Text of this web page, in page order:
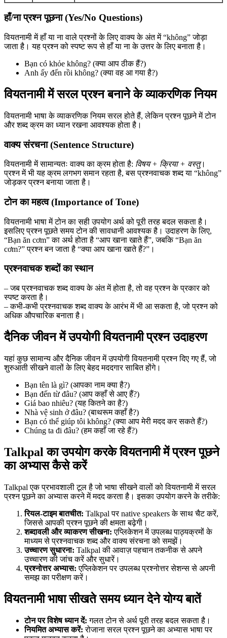
हाँ/ना प्रश्न पूछना (Yes/No Questions)
वियतनामी में हाँ या ना वाले प्रश्नों के लिए वाक्य के अंत में “không” जोड़ा
जाता है। यह प्रश्न को स्पष्ट रूप से हाँ या ना के उत्तर के लिए बनाता है।
Bạn có khỏe không? (क्या आप ठीक हैं?)
Anh ấy đến rồi không? (क्या वह आ गया है?)
वियतनामी में सरल प्रश्न बनाने के व्याकरणिक नियम
वियतनामी भाषा के व्याकरणिक नियम सरल होते हैं, लेकिन प्रश्न पूछने में टोन
और शब्द क्रम का ध्यान रखना आवश्यक होता है।
वाक्य संरचना (Sentence Structure)
वियतनामी में सामान्यतः वाक्य का क्रम होता है: विषय + क्रिया + वस्तु।
प्रश्न में भी यह क्रम लगभग समान रहता है, बस प्रश्नवाचक शब्द या “không”
जोड़कर प्रश्न बनाया जाता है।
टोन का महत्व (Importance of Tone)
वियतनामी भाषा में टोन का सही उपयोग अर्थ को पूरी तरह बदल सकता है।
इसलिए प्रश्न पूछते समय टोन की सावधानी आवश्यक है। उदाहरण के लिए,
“Bạn ăn cơm” का अर्थ होता है “आप खाना खाते हैं”, जबकि “Bạn ăn
cơm?” प्रश्न बन जाता है “क्या आप खाना खाते हैं?”।
प्रश्नवाचक शब्दों का स्थान
– जब प्रश्नवाचक शब्द वाक्य के अंत में होता है, तो वह प्रश्न के प्रकार को
स्पष्ट करता है।
– कभी-कभी प्रश्नवाचक शब्द वाक्य के आरंभ में भी आ सकता है, जो प्रश्न को
अधिक औपचारिक बनाता है।
दैनिक जीवन में उपयोगी वियतनामी प्रश्न उदाहरण
यहां कुछ सामान्य और दैनिक जीवन में उपयोगी वियतनामी प्रश्न दिए गए हैं, जो
शुरुआती सीखने वालों के लिए बेहद मददगार साबित होंगे।
Bạn tên là gì? (आपका नाम क्या है?)
Bạn đến từ đâu? (आप कहाँ से आए हैं?)
Giá bao nhiêu? (यह कितने का है?)
Nhà vệ sinh ở đâu? (बाथरूम कहाँ है?)
Bạn có thể giúp tôi không? (क्या आप मेरी मदद कर सकते हैं?)
Chúng ta đi đâu? (हम कहाँ जा रहे हैं?)
Talkpal का उपयोग करके वियतनामी में प्रश्न पूछने
का अभ्यास कैसे करें
Talkpal एक प्रभावशाली टूल है जो भाषा सीखने वालों को वियतनामी में सरल
प्रश्न पूछने का अभ्यास करने में मदद करता है। इसका उपयोग करने के तरीके:
रियल-टाइम बातचीत: Talkpal पर native speakers के साथ चैट करें,
जिससे आपकी प्रश्न पूछने की क्षमता बढ़ेगी।
शब्दावली और व्याकरण सीखना: एप्लिकेशन में उपलब्ध पाठ्यक्रमों के
माध्यम से प्रश्नवाचक शब्द और वाक्य संरचना को समझें।
उच्चारण सुधारना: Talkpal की आवाज़ पहचान तकनीक से अपने
उच्चारण की जांच करें और सुधारें।
प्रश्नोत्तर अभ्यास: एप्लिकेशन पर उपलब्ध प्रश्नोत्तर सेशन्स से अपनी
समझ का परीक्षण करें।
वियतनामी भाषा सीखते समय ध्यान देने योग्य बातें
टोन पर विशेष ध्यान दें: गलत टोन से अर्थ पूरी तरह बदल सकता है।
नियमित अभ्यास करें: रोजाना सरल प्रश्न पूछने का अभ्यास भाषा पर